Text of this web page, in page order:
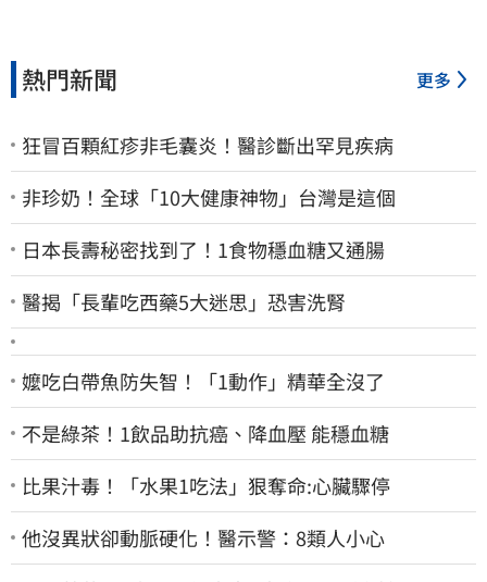
熱門新聞 更多
狂冒百顆紅疹非毛囊炎！醫診斷出罕見疾病
非珍奶！全球「10大健康神物」台灣是這個
日本長壽秘密找到了！1食物穩血糖又通腸
醫揭「長輩吃西藥5大迷思」恐害洗腎
嬤吃白帶魚防失智！「1動作」精華全沒了
不是綠茶！1飲品助抗癌、降血壓 能穩血糖
比果汁毒！「水果1吃法」狠奪命:心臟驟停
他沒異狀卻動脈硬化！醫示警：8類人小心